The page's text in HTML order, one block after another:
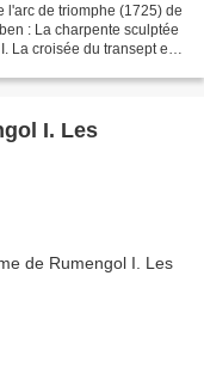
l'arc de triomphe (1725) de
: La charpente sculptée
La croisée du transept et
I. Les